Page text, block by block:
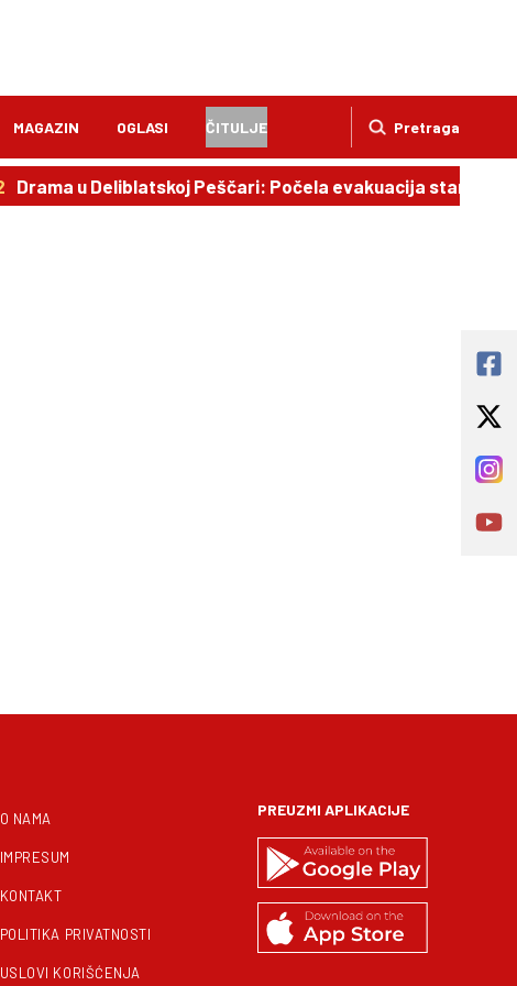
Pretraga
MAGAZIN OGLASI ČITULJE
Drama u Deliblatskoj Peščari: Počela evakuacija
O NAMA
IMPRESUM
KONTAKT
POLITIKA PRIVATNOSTI
USLOVI KORIŠĆENJA
PREUZMI APLIKACIJE